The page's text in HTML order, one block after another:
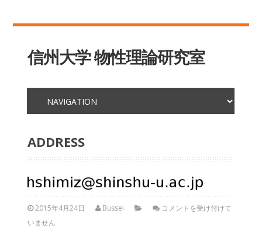
信州大学 物性理論研究室
ADDRESS
2015年4月24日 Bussei
コメントを受け付けて
いません